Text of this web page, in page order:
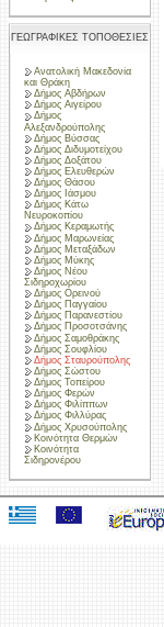
ΓΕΩΓΡΑΦΙΚΕΣ ΤΟΠΟΘΕΣΙΕΣ
Ανατολική Μακεδονία
και Θράκη
Δήμος Αβδήρων
Δήμος Αιγείρου
Δήμος
Αλεξανδρούπολης
Δήμος Βύσσας
Δήμος Διδυμοτείχου
Δήμος Δοξάτου
Δήμος Ελευθερών
Δήμος Θάσου
Δήμος Ιάσμου
Δήμος Κάτω
Νευροκοπίου
Δήμος Κεραμωτής
Δήμος Μαρωνείας
Δήμος Μεταξάδων
Δήμος Μύκης
Δήμος Νέου
Σιδηροχωρίου
Δήμος Ορεινού
Δήμος Παγγαίου
Δήμος Παρανεστίου
Δήμος Προσοτσάνης
Δήμος Σαμοθράκης
Δήμος Σουφλίου
Δήμος Σταυρούπολης
Δήμος Σώστου
Δήμος Τοπείρου
Δήμος Φερών
Δήμος Φιλίππων
Δήμος Φιλλύρας
Δήμος Χρυσούπολης
Κοινότητα Θερμών
Κοινότητα
Σιδηρονέρου